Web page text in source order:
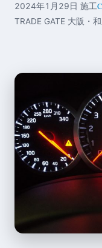
2024年1月29日 施工
TRADE GATE 大阪・